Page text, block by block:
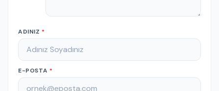
ADINIZ *
E-POSTA *